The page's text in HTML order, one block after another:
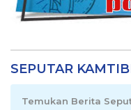
SEPUTAR
Temukan Berita